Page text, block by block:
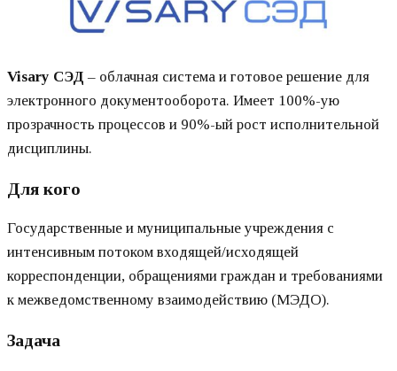
Visary СЭД – облачная система и готовое решение для
электронного документооборота. Имеет 100%-ую
прозрачность процессов и 90%-ый рост исполнительной
дисциплины.
Для кого
Государственные и муниципальные учреждения с
интенсивным потоком входящей/исходящей
корреспонденции, обращениями граждан и требованиями
к межведомственному взаимодействию (МЭДО).
Задача